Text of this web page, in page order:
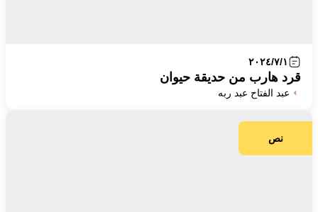
٢٠٢٤/٧/١
قرد هارب من حديقة حيوان
عبد الفتاح عبد ربه
نص